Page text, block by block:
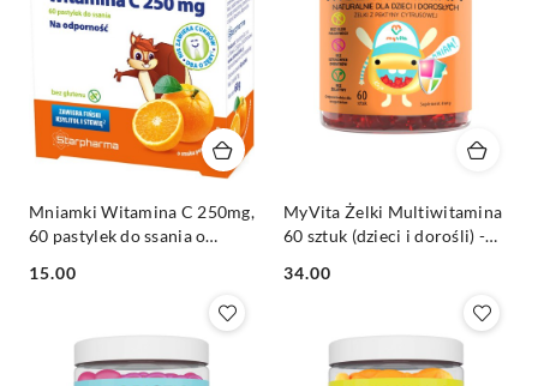
Mniamki Witamina C 250mg,
60 pastylek do ssania o
STARPHARMA
Cena:
15.00
MyVita Żelki Multiwitamina
60 sztuk (dzieci i dorośli) -
cytrusowej
Cena:
34.00